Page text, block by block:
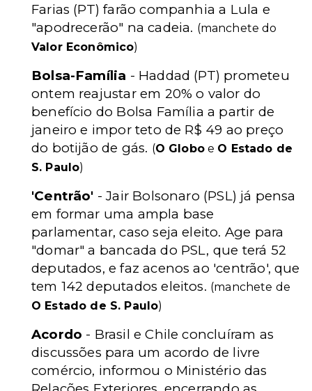
Farias (PT) farão companhia a Lula e
"apodrecerão" na cadeia. (manchete do
Valor Econômico)
Bolsa-Família - Haddad (PT) prometeu
ontem reajustar em 20% o valor do
benefício do Bolsa Família a partir de
janeiro e impor teto de R$ 49 ao preço
do botijão de gás. (O Globoe O Estado de
S. Paulo)
'Centrão' - Jair Bolsonaro (PSL) já pensa
em formar uma ampla base
parlamentar, caso seja eleito. Age para
"domar" a bancada do PSL, que terá 52
deputados, e faz acenos ao 'centrão', que
tem 142 deputados eleitos. (manchete de
O Estado de S. Paulo)
Acordo - Brasil e Chile concluíram as
discussões para um acordo de livre
comércio, informou o Ministério das